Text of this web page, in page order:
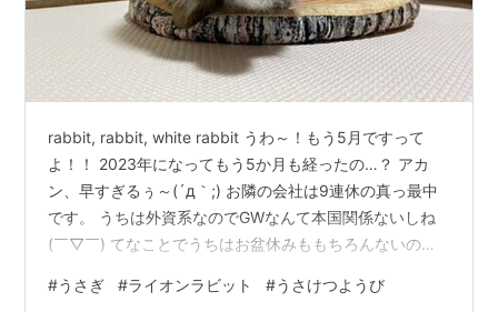
rabbit, rabbit, white rabbit うわ～！もう5月ですって
よ！！ 2023年になってもう5か月も経ったの…？ アカ
ン、早すぎるぅ～(´д｀;) お隣の会社は9連休の真っ最中
です。 うちは外資系なのでGWなんて本国関係ないしね
(￣▽￣) てなことでうちはお盆休みももちろんないの
え今週の水曜日からは5連休！ 普通ならわ～いヽ(´▽｀)/
#うさぎ #ライオンラビット #うさけつようび